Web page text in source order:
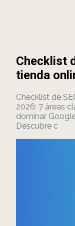
Checklist
tienda
Checklist de
2026: 7 áreas
dominar
Descubre c